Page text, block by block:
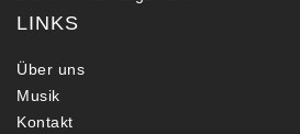
LINKS
Über uns
Musik
Kontakt